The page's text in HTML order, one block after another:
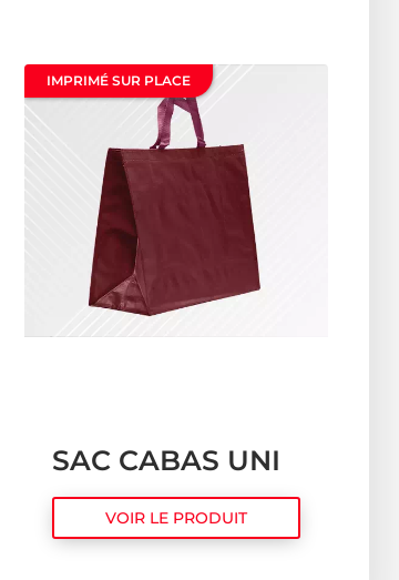
SAC CABAS UNI
VOIR LE PRODUIT
IMPRIMÉ SUR PLACE